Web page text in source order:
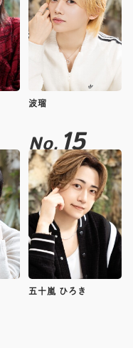
波瑠
No.15
五十嵐 ひろき